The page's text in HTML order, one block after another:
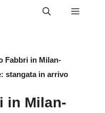
Menu
Fabbri in Milan-
stangata in arrivo
in Milan-